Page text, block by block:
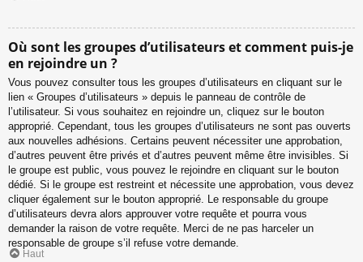
Où sont les groupes d’utilisateurs et comment puis-je
en rejoindre un ?
Vous pouvez consulter tous les groupes d’utilisateurs en cliquant sur le
lien « Groupes d’utilisateurs » depuis le panneau de contrôle de
l’utilisateur. Si vous souhaitez en rejoindre un, cliquez sur le bouton
approprié. Cependant, tous les groupes d’utilisateurs ne sont pas ouverts
aux nouvelles adhésions. Certains peuvent nécessiter une approbation,
d’autres peuvent être privés et d’autres peuvent même être invisibles. Si
le groupe est public, vous pouvez le rejoindre en cliquant sur le bouton
dédié. Si le groupe est restreint et nécessite une approbation, vous devez
cliquer également sur le bouton approprié. Le responsable du groupe
d’utilisateurs devra alors approuver votre requête et pourra vous
demander la raison de votre requête. Merci de ne pas harceler un
responsable de groupe s’il refuse votre demande.
Haut